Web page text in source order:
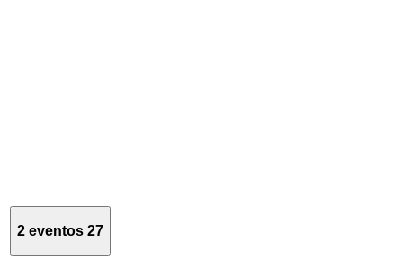
2 eventos 27